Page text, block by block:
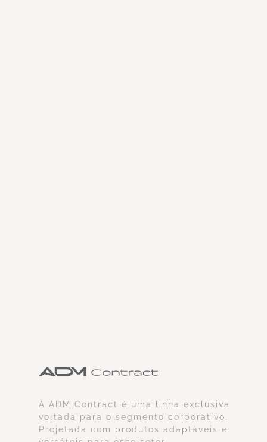
A ADM Contract é uma linha exclusiva
voltada para o segmento corporativo.
Projetada com produtos adaptáveis e